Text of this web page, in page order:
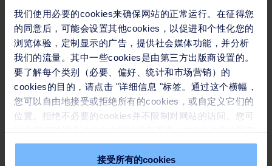
我们使用必要的cookies来确保网站的正常运行。在征得您
的同意后，可能会设置其他cookies，以促进和个性化您的
浏览体验，定制显示的广告，提供社会媒体功能，并分析
我们的流量。其中一些cookies是由第三方出版商设置的。
要了解每个类别（必要、偏好、统计和市场营销）的
cookies的目的，请点击 "详细信息 "标签。通过这个横幅，
您可以自由地接受或拒绝所有的cookies，或自定义它们的
位置。拒绝不必要的cookies并不限制对网站的访问。您可
" 链接来撤回您的同意。请在我们的Cookie政策中了解更
接受所有的cookies
Read
苏伊士获得其首个工业客户海水淡化项目
新闻稿 - 2023年2月7日
近日，苏伊士在中国携手合作伙伴 中标万华化学集团蓬莱
源的同时保护生态环境，助力万华及其工业合作伙伴实现
生态转型。这是集团自2022年2月1日以来中标的最大海水